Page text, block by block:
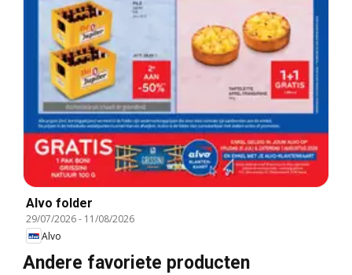
Alvo folder
29/07/2026- 11/08/2026
Alvo
Andere favoriete producten